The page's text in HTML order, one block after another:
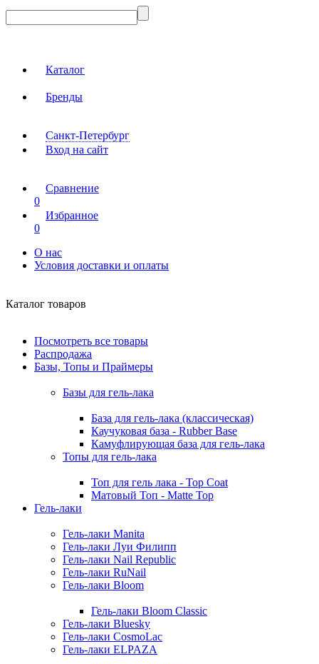
Каталог
Бренды
Санкт-Петербург
Вход на сайт
Сравнение
0
Избранное
0
О нас
Условия доставки и оплаты
Каталог товаров
Посмотреть все товары
Распродажа
Базы, Топы и Праймеры
Базы для гель-лака
База для гель-лака (классическая)
Каучуковая база - Rubber Base
Камуфлирующая база для гель-лака
Топы для гель-лака
Топ для гель лака - Top Coat
Матовый Топ - Matte Top
Гель-лаки
Гель-лаки Manita
Гель-лаки Луи Филипп
Гель-лаки Nail Republic
Гель-лаки RuNail
Гель-лаки Bloom
Гель-лаки Bloom Classic
Гель-лаки Bluesky
Гель-лаки CosmoLac
Гель-лаки ELPAZA